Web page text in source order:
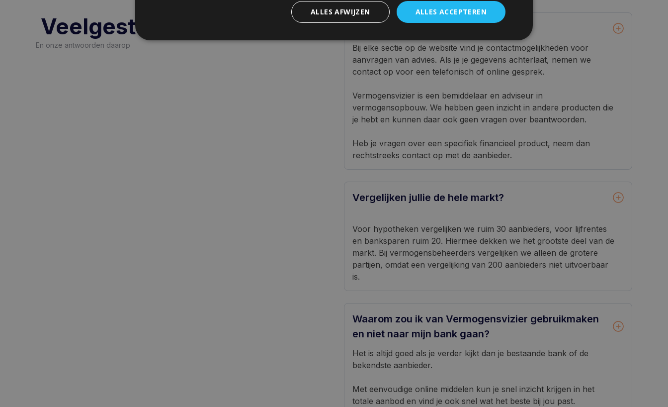
Veelgestelde vragen
En onze antwoorden daarop
Bij elke sectie op de website vind je contactmogelijkheden voor
aanvragen van advies. Als je je gegevens achterlaat, nemen we
contact op voor een telefonisch of online gesprek.
Vermogensvizier is een bemiddelaar en adviseur in
vermogensopbouw. We hebben geen inzicht in andere producten die
je hebt en kunnen daar ook geen vragen over beantwoorden.
Heb je vragen over een specifiek financieel product, neem dan
rechtstreeks contact op met de aanbieder.
Vergelijken jullie de hele markt?
Voor hypotheken vergelijken we ruim 30 aanbieders, voor lijfrentes
en banksparen ruim 20. Hiermee dekken we het grootste deel van de
markt. Bij vermogensbeheerders vergelijken we alleen de grotere
partijen, omdat een vergelijking van 200 aanbieders niet uitvoerbaar
is.
Waarom zou ik van Vermogensvizier gebruikmaken
en niet naar mijn bank gaan?
Het is altijd goed als je verder kijkt dan je bestaande bank of de
bekendste aanbieder.
Met eenvoudige online middelen kun je snel inzicht krijgen in het
totale aanbod en vind je ook snel wat het beste bij jou past.
ALLES ACCEPTEREN
ALLES AFWIJZEN